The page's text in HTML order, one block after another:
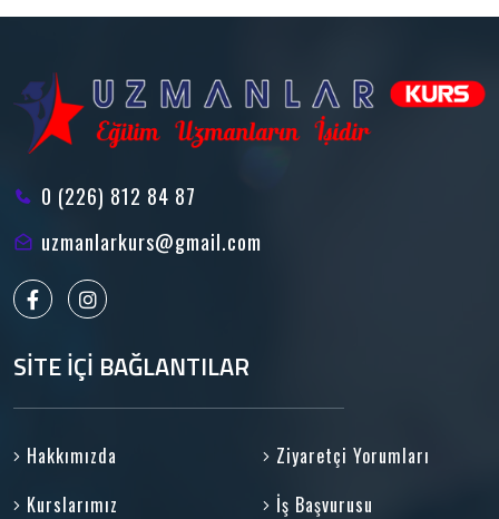
0 (226) 812 84 87
uzmanlarkurs@gmail.com
SİTE İÇİ BAĞLANTILAR
Hakkımızda
Kurslarımız
Ziyaretçi Yorumları
İş Başvurusu